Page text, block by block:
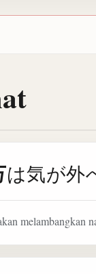
は気が外
melambangkan